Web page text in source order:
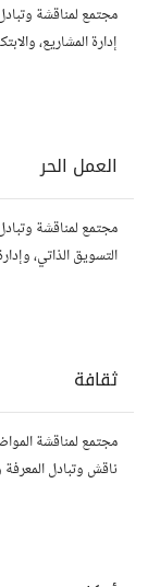
مجتمع لمناقشة
إدارة المشاريع،
العمل الحر
مجتمع لمناقشة
التسويق الذاتي،
ثقافة
مجتمع لمناقشة
ناقش وتبادل المعرفة